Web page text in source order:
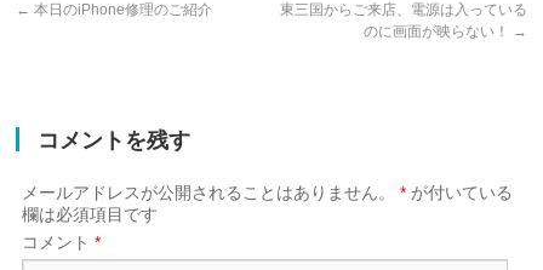
← 本日のiPhone修理のご紹介
東三国からご来店、電源は入っている
のに画面が映らない！
→
コメントを残す
メールアドレスが公開されることはありません。 * が付いている
欄は必須項目です
コメント*